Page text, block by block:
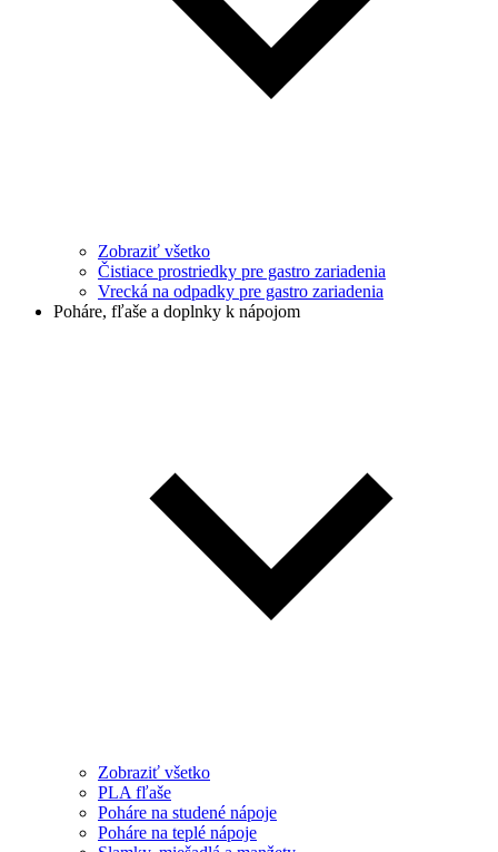
Zobraziť všetko
Čistiace prostriedky pre gastro zariadenia
Vrecká na odpadky pre gastro zariadenia
Poháre, fľaše a doplnky k nápojom
Zobraziť všetko
PLA fľaše
Poháre na studené nápoje
Poháre na teplé nápoje